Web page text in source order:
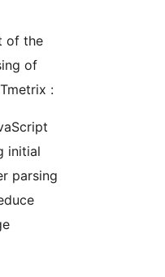
of the
of
:
initial
parsing